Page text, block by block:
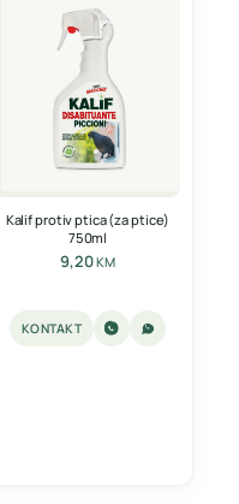
Kalif protiv ptica (za ptice)
750ml
9,20KM
KONTAKT